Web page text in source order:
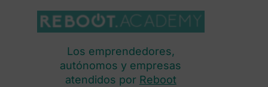
Los emprendedores,
autónomos y empresas
atendidos por Reboot